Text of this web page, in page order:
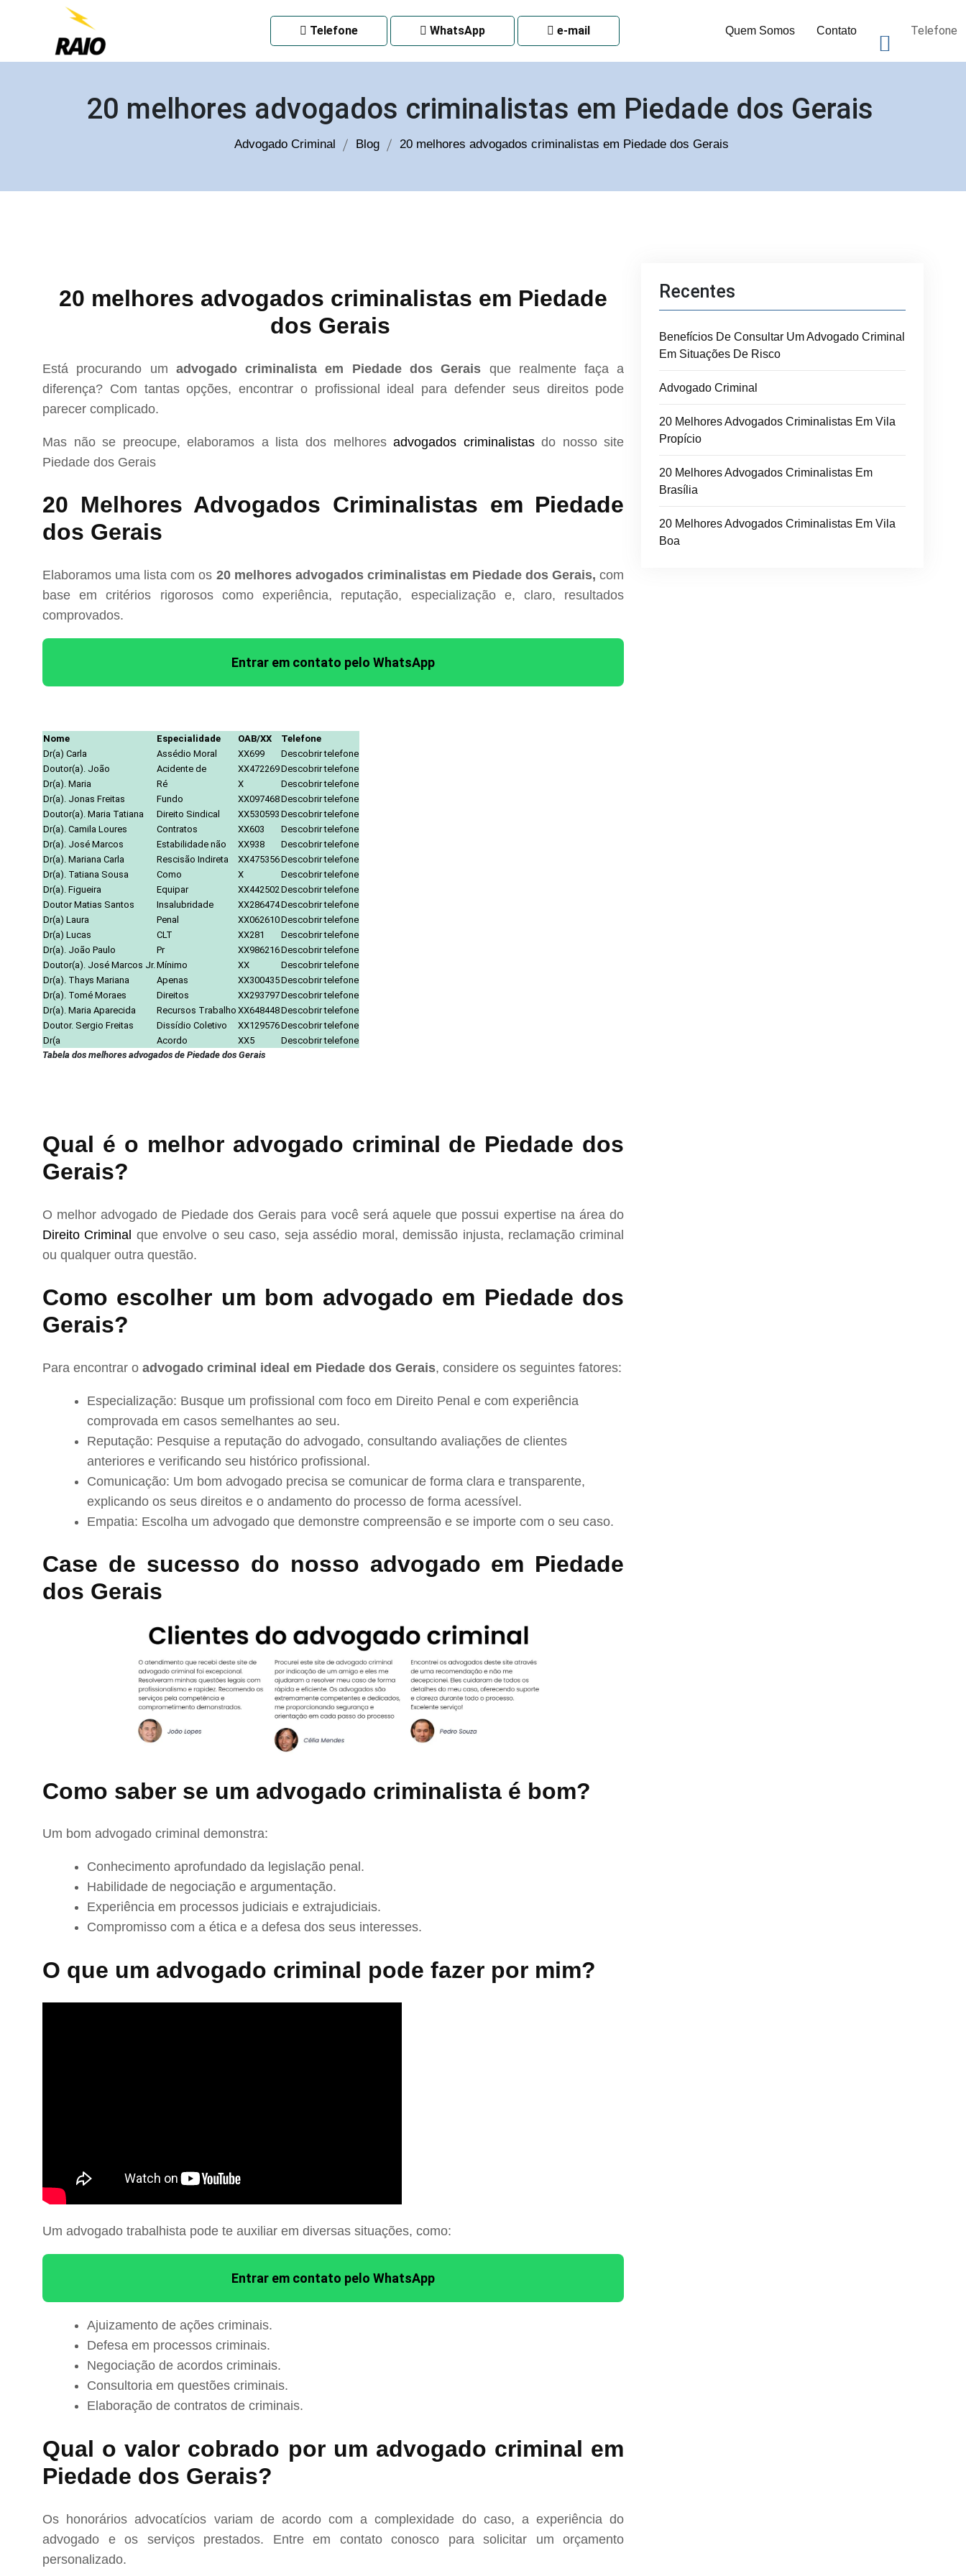
Telefone WhatsApp e-mail Quem Somos Contato Telefone
20 melhores advogados criminalistas em Piedade dos Gerais
Advogado Criminal Blog 20 melhores advogados criminalistas em Piedade dos Gerais
20 melhores advogados criminalistas em Piedade
dos Gerais
Está procurando um advogado criminalista em Piedade dos Gerais que realmente faça a
diferença? Com tantas opções, encontrar o profissional ideal para defender seus direitos pode
parecer complicado.
Mas não se preocupe, elaboramos a lista dos melhoresadvogados criminalistasdo nosso site
Piedade dos Gerais
20 Melhores Advogados Criminalistas em Piedade
dos Gerais
Elaboramos uma lista com os 20 melhores advogados criminalistas em Piedade dos Gerais, com
base em critérios rigorosos como experiência, reputação, especialização e, claro, resultados
comprovados.
Entrar em contato pelo WhatsApp
Nome Especialidade OAB/XX
Telefone
Dr(a) Carla
Assédio Moral XX699
Descobrir telefone
Doutor(a). João
Acidente de XX472269Descobrir telefone
Dr(a). Maria
Ré X
Descobrir telefone
Dr(a). Jonas Freitas
Fundo XX097468Descobrir telefone
Doutor(a). Maria Tatiana
Direito Sindical XX530593 Descobrir telefone
Dr(a). Camila Loures
Contratos XX603
Descobrir telefone
Dr(a). José Marcos
Estabilidade não XX938
Descobrir telefone
Dr(a). Mariana Carla
Rescisão Indireta XX475356Descobrir telefone
Dr(a). Tatiana Sousa
Como X
Descobrir telefone
Dr(a). Figueira
Equipar XX442502 Descobrir telefone
Doutor Matias Santos
Insalubridade XX286474Descobrir telefone
Dr(a) Laura
Penal XX062610Descobrir telefone
Dr(a) Lucas
CLT XX281
Descobrir telefone
Dr(a). João Paulo
Pr XX986216Descobrir telefone
Doutor(a). José Marcos Jr. Mínimo XX
Descobrir telefone
Dr(a). Thays Mariana
Apenas XX300435Descobrir telefone
Dr(a). Tomé Moraes
Direitos XX293797Descobrir telefone
Dr(a). Maria Aparecida
Recursos Trabalho XX648448Descobrir telefone
Doutor. Sergio Freitas
Dissídio Coletivo XX129576Descobrir telefone
Dr(a
Acordo XX5
Descobrir telefone
Tabela dos melhores advogados de Piedade dos Gerais
Qual é o melhor advogado criminal de Piedade dos
Gerais?
O melhor advogado de Piedade dos Gerais para você será aquele que possui expertise na área do
Direito Criminal que envolve o seu caso, seja assédio moral, demissão injusta, reclamação criminal
ou qualquer outra questão.
Como escolher um bom advogado em Piedade dos
Gerais?
Para encontrar o advogado criminal ideal em Piedade dos Gerais, considere os seguintes fatores:
Especialização: Busque um profissional com foco em Direito Penal e com experiência
comprovada em casos semelhantes ao seu.
Reputação: Pesquise a reputação do advogado, consultando avaliações de clientes
anteriores e verificando seu histórico profissional.
Comunicação: Um bom advogado precisa se comunicar de forma clara e transparente,
explicando os seus direitos e o andamento do processo de forma acessível.
Empatia: Escolha um advogado que demonstre compreensão e se importe com o seu caso.
Case de sucesso do nosso advogado em Piedade
dos Gerais
Como saber se um advogado criminalista é bom?
Um bom advogado criminal demonstra:
Conhecimento aprofundado da legislação penal.
Habilidade de negociação e argumentação.
Experiência em processos judiciais e extrajudiciais.
Compromisso com a ética e a defesa dos seus interesses.
O que um advogado criminal pode fazer por mim?
Um advogado trabalhista pode te auxiliar em diversas situações, como:
Entrar em contato pelo WhatsApp
Ajuizamento de ações criminais.
Defesa em processos criminais.
Negociação de acordos criminais.
Consultoria em questões criminais.
Elaboração de contratos de criminais.
Qual o valor cobrado por um advogado criminal em
Piedade dos Gerais?
Os honorários advocatícios variam de acordo com a complexidade do caso, a experiência do
advogado e os serviços prestados. Entre em contato conosco para solicitar um orçamento
personalizado.
Recentes
Benefícios De Consultar Um Advogado Criminal
Em Situações De Risco
Advogado Criminal
20 Melhores Advogados Criminalistas Em Vila
Propício
20 Melhores Advogados Criminalistas Em
Brasília
20 Melhores Advogados Criminalistas Em Vila
Boa